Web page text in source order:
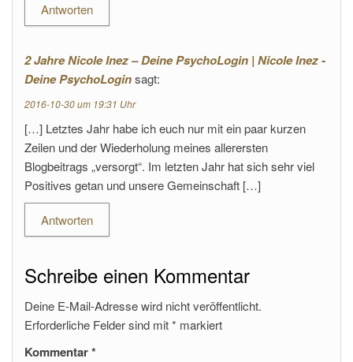
Antworten
2 Jahre Nicole Inez – Deine PsychoLogin | Nicole Inez -
Deine PsychoLoginsagt:
2016-10-30 um 19:31 Uhr
[…] Letztes Jahr habe ich euch nur mit ein paar kurzen
Zeilen und der Wiederholung meines allerersten
Blogbeitrags „versorgt“. Im letzten Jahr hat sich sehr viel
Positives getan und unsere Gemeinschaft […]
Antworten
Schreibe einen Kommentar
Deine E-Mail-Adresse wird nicht veröffentlicht.
Erforderliche Felder sind mit* markiert
Kommentar*